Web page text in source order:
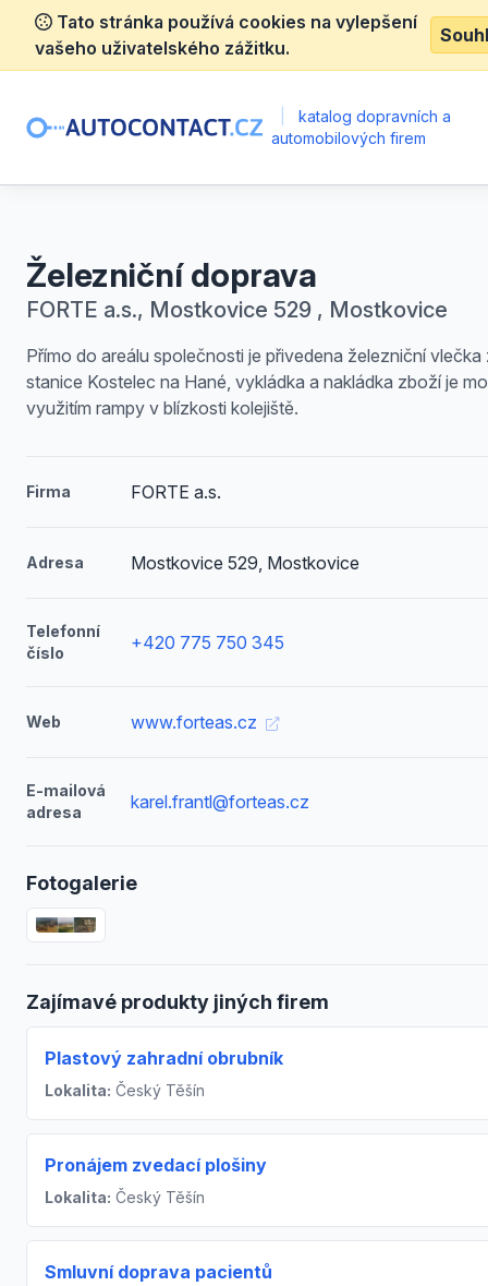
Tato stránka používá cookies na vylepšení
vašeho uživatelského zážitku.
katalog dopravních a
automobilových firem
Železniční doprava
FORTE a.s., Mostkovice 529 , Mostkovice
Přímo do areálu společnosti je přivedena železniční vlečka
stanice Kostelec na Hané, vykládka a nakládka zboží je
využitím rampy v blízkosti kolejiště.
Firma FORTE a.s.
Adresa Mostkovice 529, Mostkovice
Telefonní
číslo
+420 775 750 345
Web www.forteas.cz
E-mailová
adresa
karel.frantl@forteas.cz
Fotogalerie
Zajímavé produkty jiných firem
Plastový zahradní obrubník
Lokalita: Český Těšín
Pronájem zvedací plošiny
Lokalita: Český Těšín
Smluvní doprava pacientů